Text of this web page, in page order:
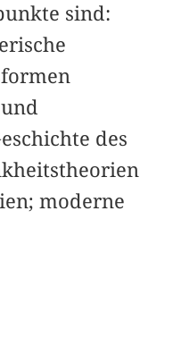
sind:
des
moderne